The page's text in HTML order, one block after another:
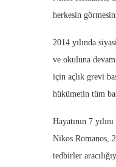
herkesin
2014 yılında
ve okuluna
için açlık grevi
hükümetin tüm
Hayatının 7
Nikos Romanos,
tedbirler